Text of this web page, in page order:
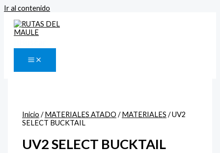
Ir al contenido
Inicio /MATERIALES ATADO /MATERIALES / UV2
SELECT BUCKTAIL
UV2 SELECT BUCKTAIL